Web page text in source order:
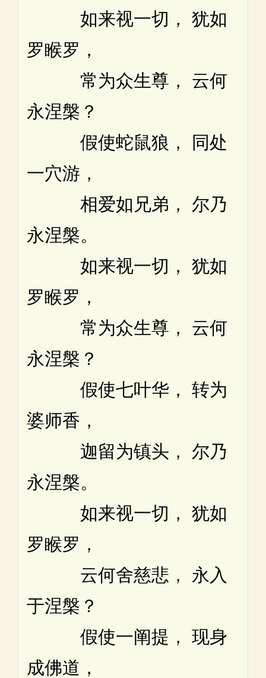
如来视一切， 犹如
罗睺罗，
常为众生尊， 云何
永涅槃？
假使蛇鼠狼， 同处
一穴游，
相爱如兄弟， 尔乃
永涅槃。
如来视一切， 犹如
罗睺罗，
常为众生尊， 云何
永涅槃？
假使七叶华， 转为
婆师香，
迦留为镇头， 尔乃
永涅槃。
如来视一切， 犹如
罗睺罗，
云何舍慈悲， 永入
于涅槃？
假使一阐提， 现身
成佛道，